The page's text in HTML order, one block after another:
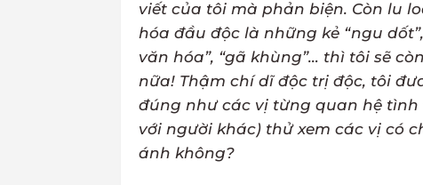
viết của tôi mà phản biện. Còn lu
hóa đầu độc là những kẻ “ngu
văn hóa”, “gã khùng”… thì tôi sẽ
nữa! Thậm chí dĩ độc trị độc, tôi
đúng như các vị từng quan hệ
với người khác) thử xem các vị có
ánh không?